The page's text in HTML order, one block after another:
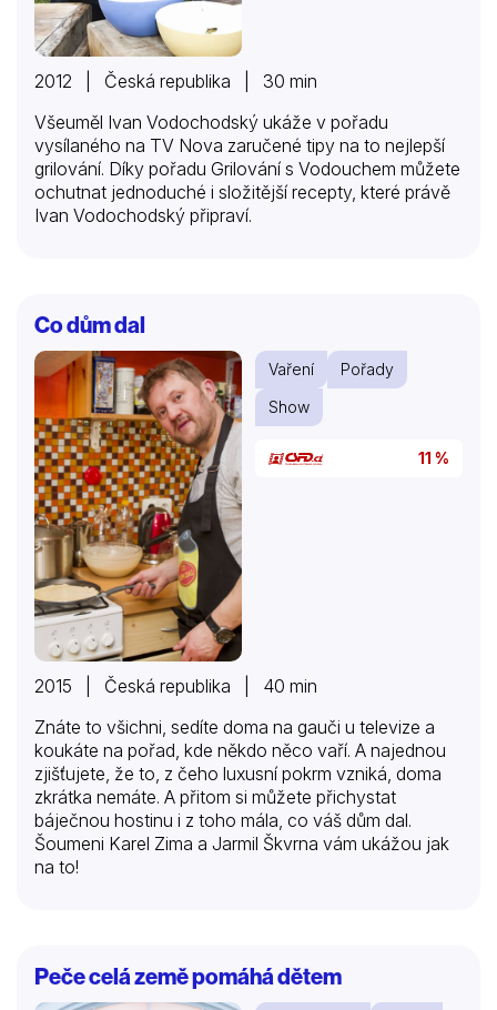
2012 | Česká republika | 30 min
Všeuměl Ivan Vodochodský ukáže v pořadu
vysílaného na TV Nova zaručené tipy na to nejlepší
grilování. Díky pořadu Grilování s Vodouchem můžete
ochutnat jednoduché i složitější recepty, které právě
Ivan Vodochodský připraví.
Co dům dal
Vaření
Pořady
Show
11 %
2015 | Česká republika | 40 min
Znáte to všichni, sedíte doma na gauči u televize a
koukáte na pořad, kde někdo něco vaří. A najednou
zjišťujete, že to, z čeho luxusní pokrm vzniká, doma
zkrátka nemáte. A přitom si můžete přichystat
báječnou hostinu i z toho mála, co váš dům dal.
Šoumeni Karel Zima a Jarmil Škvrna vám ukážou jak
na to!
Peče celá země pomáhá dětem